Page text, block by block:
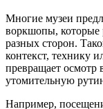
Многие музеи
воркшопы, которые
разных сторон.
контекст, технику
превращает осмотр
утомительную
Например,